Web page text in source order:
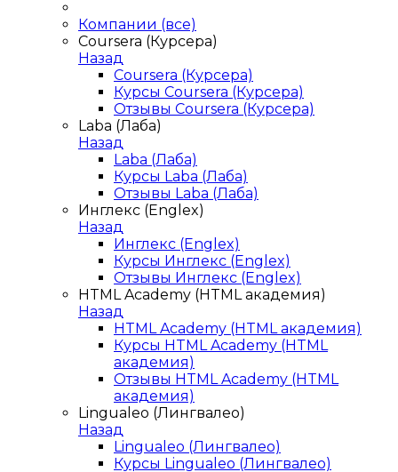
Компании (все)
Coursera (Курсера)
Назад
Coursera (Курсера)
Курсы Coursera (Курсера)
Отзывы Coursera (Курсера)
Laba (Лаба)
Назад
Laba (Лаба)
Курсы Laba (Лаба)
Отзывы Laba (Лаба)
Инглекс (Englex)
Назад
Инглекс (Englex)
Курсы Инглекс (Englex)
Отзывы Инглекс (Englex)
HTML Academy (HTML академия)
Назад
HTML Academy (HTML академия)
Курсы HTML Academy (HTML
академия)
Отзывы HTML Academy (HTML
академия)
Lingualeo (Лингвалео)
Назад
Lingualeo (Лингвалео)
Курсы Lingualeo (Лингвалео)